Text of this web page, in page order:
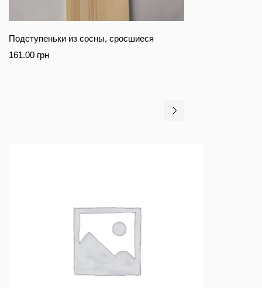
Подступеньки из сосны, сросшиеся
161.00 грн